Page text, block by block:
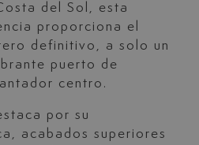
del Sol, esta
proporciona el
definitivo, a solo un
puerto de
centro.
por su
acabados superiores